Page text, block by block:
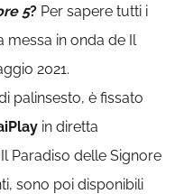
5? Per sapere tutti i
in onda de Il
2021.
palinsesto, è fissato
in diretta
Paradiso delle Signore
sono poi disponibili